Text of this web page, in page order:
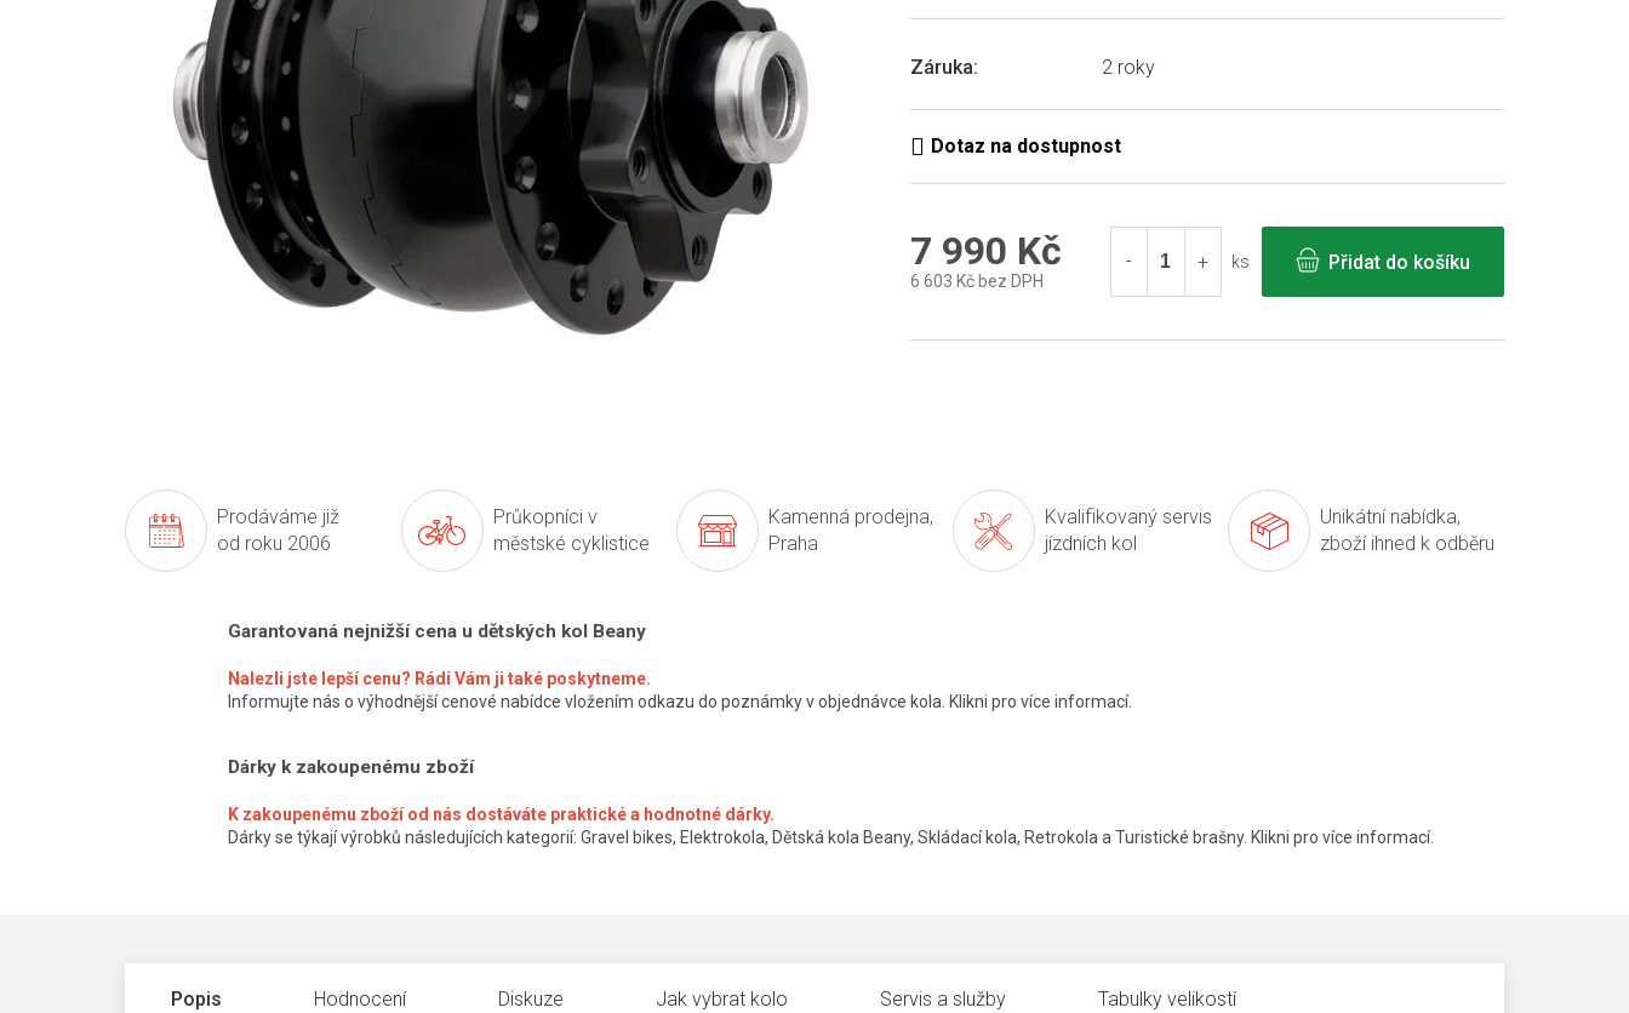
Záruka: 2 roky
0,0
5
hvězdiček.
7 990 Kč
6 603 Kč bez DPH
ks Přidat do košíku
Prodáváme již
od roku 2006
Průkopníci v
městské cyklistice
Kamenná prodejna,
Praha
Kvalifikovaný servis
jízdních kol
Unikátní nabídka,
zboží ihned k odběru
Garantovaná nejnižší cena u dětských kol Beany
Nalezli jste lepší cenu? Rádi Vám ji také poskytneme.
Informujte nás o výhodnější cenové nabídce vložením odkazu do poznámky v objednávce kola. Klikni pro více informací.
Dárky k zakoupenému zboží
K zakoupenému zboží od nás dostáváte praktické a hodnotné dárky.
Dárky se týkají výrobků následujících kategorií: Gravel bikes, Elektrokola, Dětská kola Beany, Skládací kola, Retrokola a Turistické brašny. Klikni pro více informací.
Popis Hodnocení Diskuze Jak vybrat kolo Servis a služby Tabulky velikostí